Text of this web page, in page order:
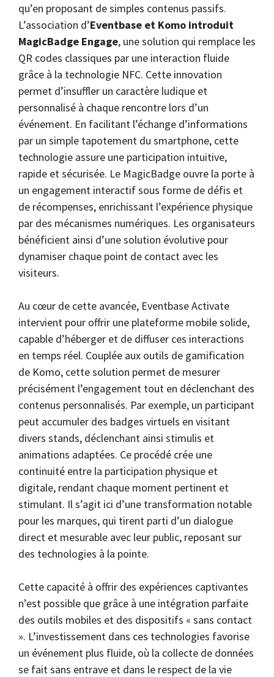
qu’en proposant de simples contenus passifs.
L’association d’Eventbase et Komo introduit
MagicBadge Engage, une solution qui remplace les
QR codes classiques par une interaction fluide
grâce à la technologie NFC. Cette innovation
permet d’insuffler un caractère ludique et
personnalisé à chaque rencontre lors d’un
événement. En facilitant l’échange d’informations
par un simple tapotement du smartphone, cette
technologie assure une participation intuitive,
rapide et sécurisée. Le MagicBadge ouvre la porte à
un engagement interactif sous forme de défis et
de récompenses, enrichissant l’expérience physique
par des mécanismes numériques. Les organisateurs
bénéficient ainsi d’une solution évolutive pour
dynamiser chaque point de contact avec les
visiteurs.
Au cœur de cette avancée, Eventbase Activate
intervient pour offrir une plateforme mobile solide,
capable d’héberger et de diffuser ces interactions
en temps réel. Couplée aux outils de gamification
de Komo, cette solution permet de mesurer
précisément l’engagement tout en déclenchant des
contenus personnalisés. Par exemple, un participant
peut accumuler des badges virtuels en visitant
divers stands, déclenchant ainsi stimulis et
animations adaptées. Ce procédé crée une
continuité entre la participation physique et
digitale, rendant chaque moment pertinent et
stimulant. Il s’agit ici d’une transformation notable
pour les marques, qui tirent parti d’un dialogue
direct et mesurable avec leur public, reposant sur
des technologies à la pointe.
Cette capacité à offrir des expériences captivantes
n’est possible que grâce à une intégration parfaite
des outils mobiles et des dispositifs « sans contact
». L’investissement dans ces technologies favorise
un événement plus fluide, où la collecte de données
se fait sans entrave et dans le respect de la vie